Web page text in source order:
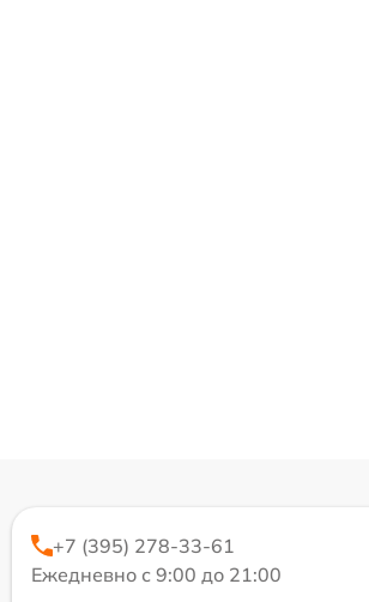
+7 (395) 278-33-61
Ежедневно с 9:00 до 21:00